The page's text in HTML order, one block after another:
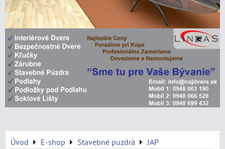
Úvod E-shop Stavebné puzdrá JAP